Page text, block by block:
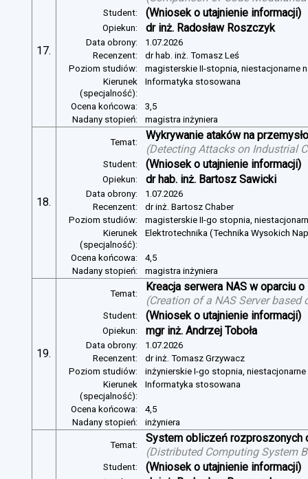
17.
Student: (Wniosek o utajnienie informacji)
Opiekun: dr inż. Radosław Roszczyk
Data obrony:
1.07.2026
Recenzent:
dr hab. inż. Tomasz Leś
Poziom studiów:
magisterskie II-stopnia, niestacjonarne
Kierunek
(specjalność):
Informatyka stosowana
Ocena końcowa:
3,5
Nadany stopień:
magistra inżyniera
18.
Temat:
Wykrywanie ataków na
(Detecting Attacks on Industrial
Student: (Wniosek o utajnienie informacji)
Opiekun: dr hab. inż. Bartosz Sawicki
Data obrony:
1.07.2026
Recenzent:
dr inż. Bartosz Chaber
Poziom studiów:
magisterskie II-go stopnia,
Kierunek
(specjalność):
Elektrotechnika (Technika Wysokich
Ocena końcowa:
4,5
Nadany stopień:
magistra inżyniera
19.
Temat:
Kreacja serwera NAS w oparciu
(Creation of a NAS Server based
Student: (Wniosek o utajnienie informacji)
Opiekun: mgr inż. Andrzej Toboła
Data obrony:
1.07.2026
Recenzent:
dr inż. Tomasz Grzywacz
Poziom studiów:
inżynierskie I-go stopnia, niestacjonarne
Kierunek
(specjalność):
Informatyka stosowana
Ocena końcowa:
4,5
Nadany stopień:
inżyniera
Temat:
System obliczeń rozproszonych
(Distributed Computing System
Student: (Wniosek o utajnienie informacji)